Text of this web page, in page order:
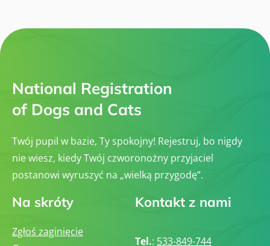
National Registration
of Dogs and Cats
Twój pupil w bazie, Ty spokojny! Rejestruj, bo nigdy
nie wiesz, kiedy Twój czworonożny przyjaciel
postanowi wyruszyć na „wielką przygodę”.
Na skróty
Zgłoś zaginięcie
Kontakt z nami
Tel.: 533-849-744